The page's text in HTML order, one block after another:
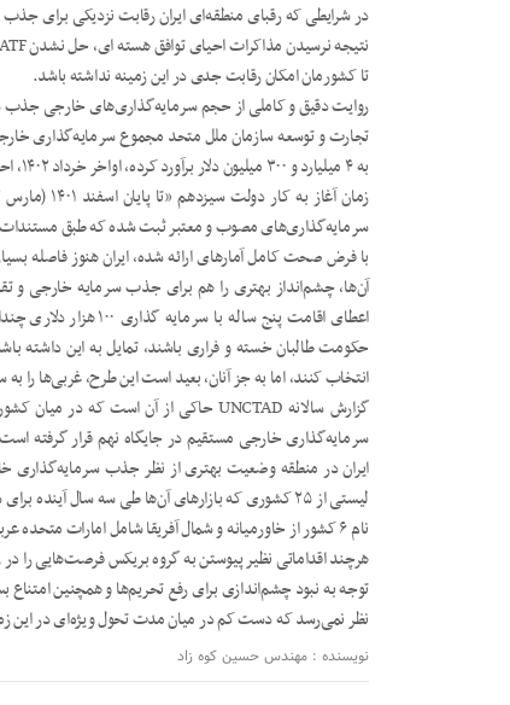
در شرایطی که رقبای منطقه‌ای ایران رقابت نزدیکی برای
تا کشورمان امکان رقابت جدی در این زمینه نداشته باشد.
روایت دقیق و کاملی از حجم سرمایه‌گذاری‌های خارجی جذب
به ۴
سرمایه‌گذاری‌های مصوب‌ و‌ معتبر ثبت شده که طبق مستندات
با فرض صحت کامل آمارهای ارائه شده، ایران هنوز فاصله
آن‌ها، چشم‌انداز بهتری‌ را هم برای جذب سرمایه خارجی
اعطای اقامت پنج ساله
حکومت طالبان خسته و فراری باشند، تمایل به این داشته
انتخاب کنند، اما به جز آنان، بعید است این طرح، غربی‌ها را
سرمایه‌گذاری خارجی مستقیم در جایگاه نهم قرار گرفته
لیستی از ۲۵ کشوری که بازارهای آن‌ها طی سه سال
نام ۶ کشور از خاورمیانه و شمال آفریقا شامل امارات متحده عربی، قطر، عربستان سعودی، مصر، ترکیه و مراکش دیده می‌شود.
هرچند اقداماتی نظیر پیوستن به گروه بریکس فرصت‌هایی را
توجه به نبود چشم‌اندازی برای رفع تحریم‌ها و همچنین
نظر نمی‌رسد که دست کم در میان مدت تحول ویژه‌ای در این
نویسنده : مهندس حسین کوه زاد